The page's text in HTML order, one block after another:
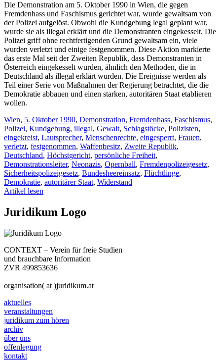
Die Demonstration am 5. Oktober 1990 in Wien, die gegen
Fremdenhass und Faschismus gerichtet war, wurde gewaltsam von
der Polizei aufgelöst. Obwohl die Kundgebung legal geplant war,
wurde sie als illegal erklärt und die Demonstranten eingekesselt. Die
Polizei griff ohne rechtfertigenden Grund gewaltsam ein, viele
wurden verletzt und einige festgenommen. Diese Aktion markierte
das erste Mal seit der Zweiten Republik, dass Demonstranten in
Österreich eingekesselt wurden, ähnlich den Methoden, die in
Deutschland als illegal erklärt wurden. Die Ereignisse werden als
Teil einer Serie von Maßnahmen der Regierung betrachtet, die die
Demokratie abbauen und einen starken, autoritären Staat etablieren
wollen.
Wien, 5. Oktober 1990, Demonstration, Fremdenhass, Faschismus,
Polizei, Kundgebung, illegal, Gewalt, Schlagstöcke, Polizisten,
eingekreist, Lautsprecher, Menschenrechte, eingesperrt, Frauen,
verletzt, festgenommen, Waffenbesitz, Zweite Republik,
Deutschland, Höchstgericht, persönliche Freiheit,
Demonstrationsleiter, Neonazis, Opernball, Fremdenpolizeigesetz,
Sicherheitspolizeigesetz, Bundesheereinsatz, Flüchtlinge,
Demokratie, autoritärer Staat, Widerstand
Artikel lesen
Juridikum Logo
CONTEXT – Verein für freie Studien
und brauchbare Information
ZVR 499853636
organisation( at )juridikum.at
aktuelles
veranstaltungen
juridikum zum hören
archiv
über uns
offenlegung
kontakt